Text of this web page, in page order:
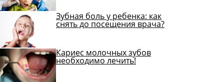
Зубная боль у ребенка: как
снять до посещения врача?
Кариес молочных зубов
необходимо лечить!